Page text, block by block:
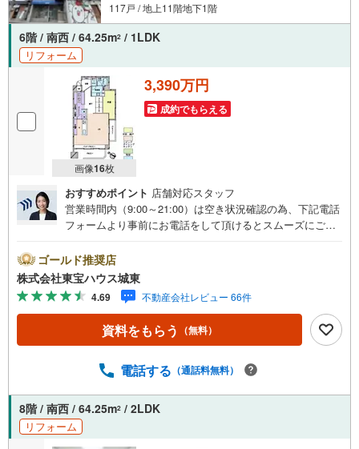
117戸 / 地上11階地下1階
6階 / 南西 / 64.25m2 / 1LDK
リフォーム
画像16枚
3,390万円
成約でもらえる
おすすめポイント 店舗対応スタッフ
営業時間内（9:00～21:00）は空き状況確認の為、下記電話
フォームより事前にお電話をして頂けるとスムーズにご案
カレンダーの作成▽ご購入後もお客様の人生のパートナー
として暮らしの「安心」を守り続けます。【Yahoo！ 不動
産キャンペーン対象店舗】当店で物件を成約するとPayPay
ボーナスライトがもらえる「Yahoo！ 不動産 物件ご成約キ
ャンペーン」の対象になります。「資料をもらう」「見学
予約をする」ボタンからお問い合わせください。※必ずYah
スライトは出金と譲渡はできません。ご案内・詳細な資料
時受け付けております！■頭金0円からのご購入可能です■
（諸費用もOK）お気軽にお問い合わせください。
ゴールド推奨店
株式会社東宝ハウス城東
4.69 不動産会社レビュー 66件
資料をもらう （無料）
電話する （通話料無料）
8階 / 南西 / 64.25m2 / 2LDK
リフォーム